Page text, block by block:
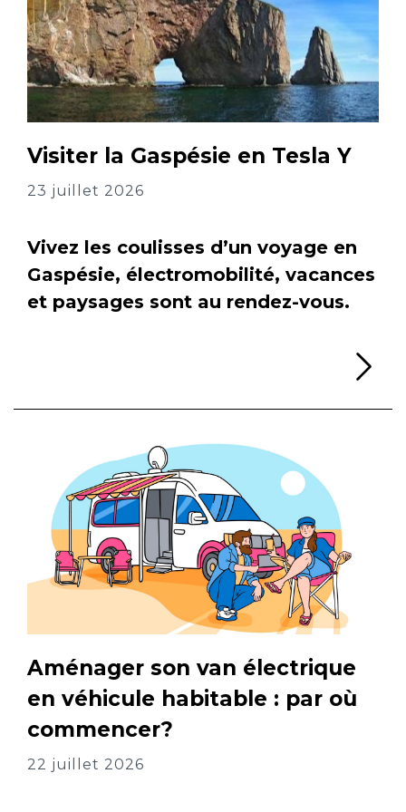
Visiter la Gaspésie en Tesla Y
23 juillet 2026
Vivez les coulisses d’un voyage en
Gaspésie, électromobilité, vacances
et paysages sont au rendez-vous.
Aménager son van électrique
en véhicule habitable : par où
commencer?
22 juillet 2026